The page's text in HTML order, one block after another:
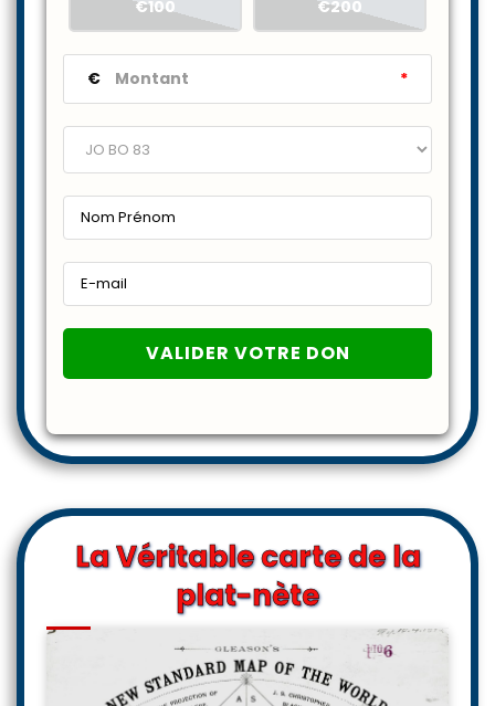
€100 €200
€ *
La Véritable carte de la
plat-nète